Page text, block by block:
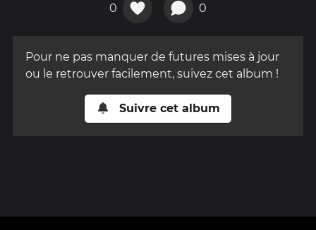
0 0
Pour ne pas manquer de futures mises à jour
ou le retrouver facilement, suivez cet album !
Suivre cet album